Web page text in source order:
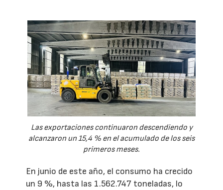
Las exportaciones continuaron descendiendo y
alcanzaron un 15,4 % en el acumulado de los seis
primeros meses.
En junio de este año, el consumo ha crecido
un 9 %, hasta las 1.562.747 toneladas, lo